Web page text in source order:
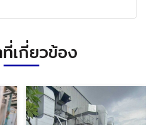
เกี่ยวข้อง